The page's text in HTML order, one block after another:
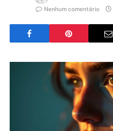
Nenhum comentário